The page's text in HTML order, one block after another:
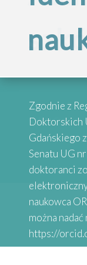
Szkół
wybrane
Wydziałach
Zgodnie z
Doktorskich
Gdańskiego
Senatu UG
doktoranci
naukowca
można
https://
zapoznania
które
Absolwenci
SEA-EU